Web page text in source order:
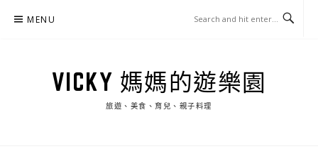
MENU
VICKY 媽媽的遊樂園
旅遊、美食、育兒、親子料理